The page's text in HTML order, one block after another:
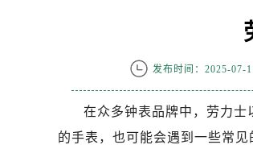
发布时间：2025-07-
在众多钟表品牌中，劳力
的手表，也可能会遇到一些常